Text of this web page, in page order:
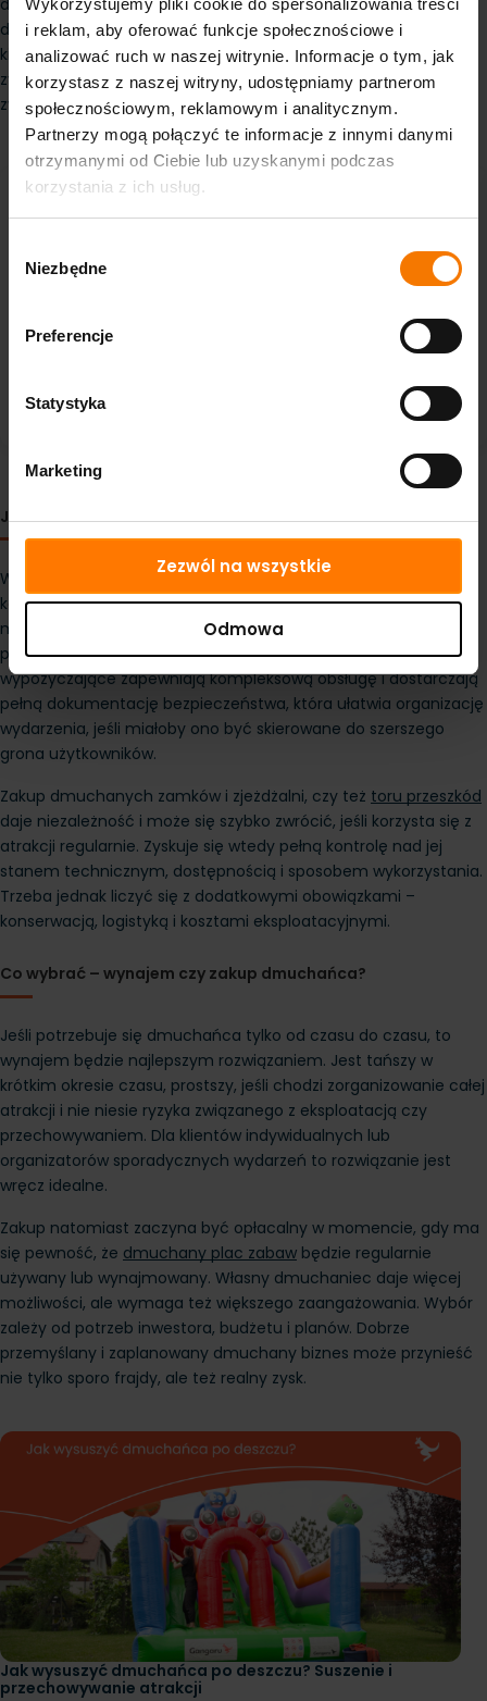
Wykorzystujemy pliki cookie do spersonalizowania treści
i reklam, aby oferować funkcje społecznościowe i
analizować ruch w naszej witrynie. Informacje o tym, jak
korzystasz z naszej witryny, udostępniamy partnerom
społecznościowym, reklamowym i analitycznym.
Partnerzy mogą połączyć te informacje z innymi danymi
otrzymanymi od Ciebie lub uzyskanymi podczas
korzystania z ich usług.
zgody
Niezbędne
Preferencje
Statystyka
Marketing
Zezwól na wszystkie
Odmowa
dla klientów. Koszty powinny być rozłożone w czasie tak, aby po
kilkunastu weekendach urządzenie zaczęło przynosić realny
zysk. Dobrze zaplanowany zakup może więc nie tylko się
zwrócić, ale też stać się podstawą dochodowego biznesu.
-13%
Na stanie
Jakie są plusy i minusy obu rozwiązań?
Wynajem dmuchańca to wygoda i brak ryzyka – płaci się raz,
korzysta i oddaje. To świetne rozwiązanie dla tych, którzy nie
mają miejsca na przechowywanie, czasu na konserwację ani
potrzeby częstego używania dmuchańców. Dodatkowo firmy
wypożyczające zapewniają kompleksową obsługę i dostarczają
pełną dokumentację bezpieczeństwa, która ułatwia organizację
wydarzenia, jeśli miałoby ono być skierowane do szerszego
grona użytkowników.
Zakup dmuchanych zamków i zjeżdżalni, czy też toru przeszkód
daje niezależność i może się szybko zwrócić, jeśli korzysta się z
atrakcji regularnie. Zyskuje się wtedy pełną kontrolę nad jej
stanem technicznym, dostępnością i sposobem wykorzystania.
Trzeba jednak liczyć się z dodatkowymi obowiązkami –
konserwacją, logistyką i kosztami eksploatacyjnymi.
Co wybrać – wynajem czy zakup dmuchańca?
Jeśli potrzebuje się dmuchańca tylko od czasu do czasu, to
wynajem będzie najlepszym rozwiązaniem. Jest tańszy w
krótkim okresie czasu, prostszy, jeśli chodzi zorganizowanie całej
atrakcji i nie niesie ryzyka związanego z eksploatacją czy
przechowywaniem. Dla klientów indywidualnych lub
organizatorów sporadycznych wydarzeń to rozwiązanie jest
wręcz idealne.
Zakup natomiast zaczyna być opłacalny w momencie, gdy ma
się pewność, że dmuchany plac zabaw będzie regularnie
używany lub wynajmowany. Własny dmuchaniec daje więcej
możliwości, ale wymaga też większego zaangażowania. Wybór
zależy od potrzeb inwestora, budżetu i planów. Dobrze
przemyślany i zaplanowany dmuchany biznes może przynieść
nie tylko sporo frajdy, ale też realny zysk.
Jak wysuszyć dmuchańca po deszczu? Suszenie i
przechowywanie atrakcji